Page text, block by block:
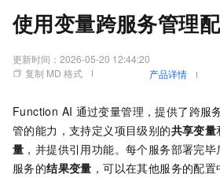
使用变量跨服务管理
更新时间： 2026-05-20 12:44:20
复制 MD 格式
产品详情
Function AI 通过变量管理，提供了跨服
管的能力，支持定义项目级别的共享变量
量 ，并提供引用功能。每个服务部署完
服务的结果变量 ，可以在其他服务的配